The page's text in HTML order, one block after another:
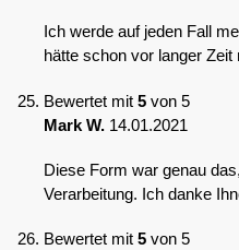
Ich werde auf jeden Fall
hätte schon vor langer Zeit
Bewertet mit 5 von 5
Mark W. 14.01.2021
Diese Form war genau
Verarbeitung. Ich danke
Bewertet mit 5 von 5